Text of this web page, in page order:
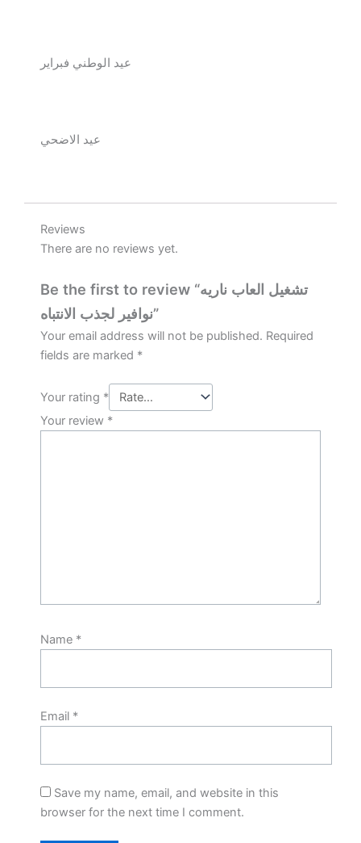
عيد الوطني فبراير
عيد الاضحي
Reviews
There are no reviews yet.
Be the first to review “تشغيل العاب ناريه
نوافير لجذب الانتباه”
Your email address will not be published. Required
fields are marked *
Your rating *
Your review *
Name *
Email *
Save my name, email, and website in this
browser for the next time I comment.